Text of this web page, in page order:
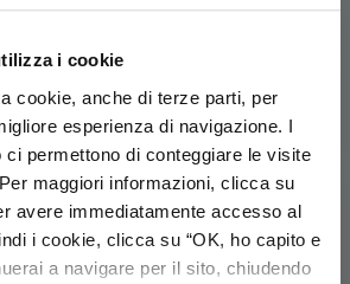
i cookie
cookie, anche di terze parti, per
esperienza di navigazione. I
permettono di conteggiare le visite
maggiori informazioni, clicca su
avere immediatamente accesso al
i cookie, clicca su “OK, ho capito e
a navigare per il sito, chiudendo